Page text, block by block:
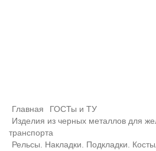
Главная
ГОСТы и ТУ
Изделия из черных металлов для
транспорта
Рельсы. Накладки. Подкладки.